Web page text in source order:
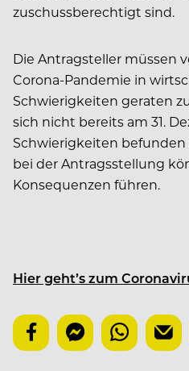
zuschussberechtigt sind.
Die Antragsteller müssen
Corona-Pandemie in
Schwierigkeiten geraten
sich nicht bereits am 31.
Schwierigkeiten befunden
bei der Antragsstellung
Konsequenzen führen.
Hier geht’s zum